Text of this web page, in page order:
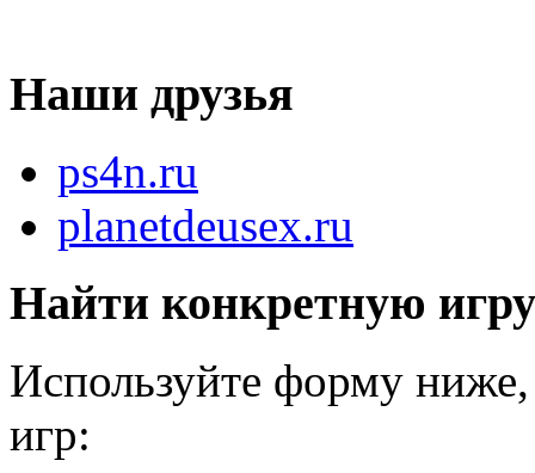
Наши друзья
ps4n.ru
planetdeusex.ru
Найти конкретную
Используйте форму
игр: